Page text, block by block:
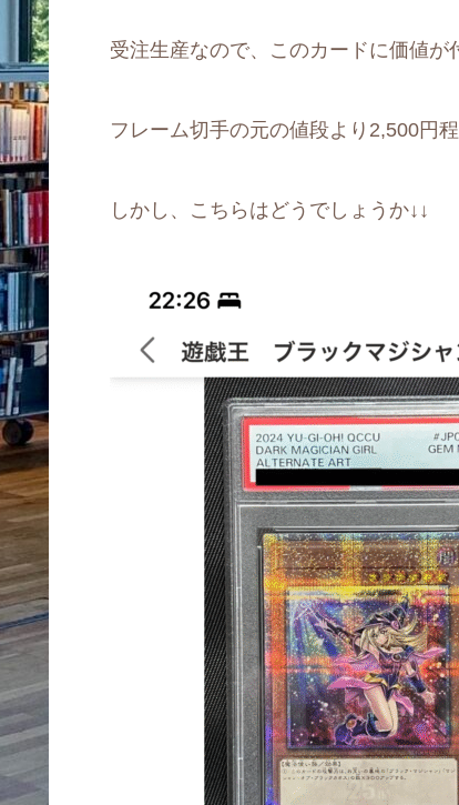
受注生産なので、このカードに価値が
フレーム切手の元の値段より2,500円
しかし、こちらはどうでしょうか↓↓